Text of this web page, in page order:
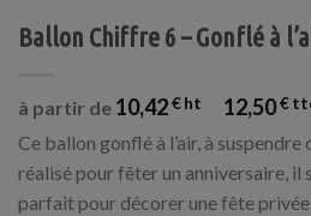
Ballon Chiffre 6 – Gonflé à
à partir de 10,42€ 12,50€
Ce ballon gonflé à l’air, à
réalisé pour fêter un anniversaire, il
parfait pour décorer une fête privée